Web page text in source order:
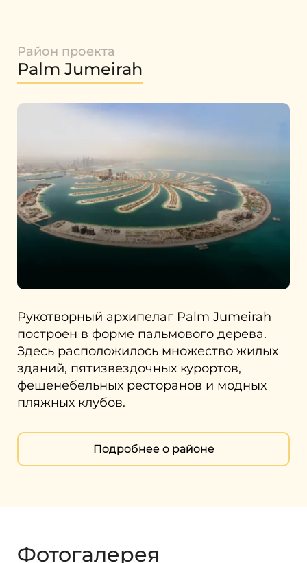
Район проекта
Palm Jumeirah
Рукотворный архипелаг Palm Jumeirah
построен в форме пальмового дерева.
Здесь расположилось множество жилых
зданий, пятизвездочных курортов,
фешенебельных ресторанов и модных
пляжных клубов.
Подробнее о районе
Фотогалерея